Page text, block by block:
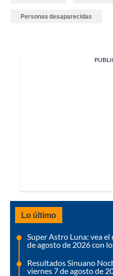
Personas desaparecidas
Lo último
Super Astro Luna: vea
de agosto de 2026 con
Resultados Sinuano
viernes 7 de agosto de